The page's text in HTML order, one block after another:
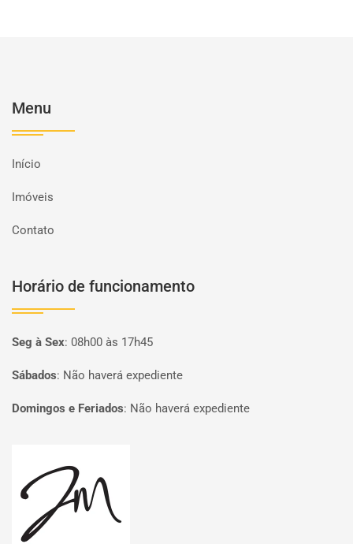
Menu
Início
Imóveis
Contato
Horário de funcionamento
Seg à Sex: 08h00 às 17h45
Sábados: Não haverá expediente
Domingos e Feriados: Não haverá expediente